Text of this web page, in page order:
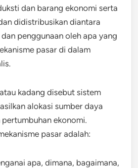
dan barang ekonomi serta
didistribusikan diantara
penggunaan oleh apa yang
pasar di dalam
kadang disebut sistem
alokasi sumber daya
ekonomi.
pasar adalah:
apa, dimana, bagaimana,